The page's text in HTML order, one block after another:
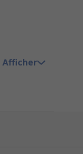
Afficher